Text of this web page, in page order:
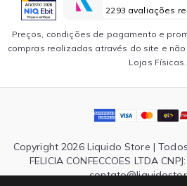
2293 avaliações
Preços, condições de pagamento e
compras realizadas através do site e
Lojas Físicas.
Copyright 2026 Liquido Store |
FELICIA CONFECCOES LTDA